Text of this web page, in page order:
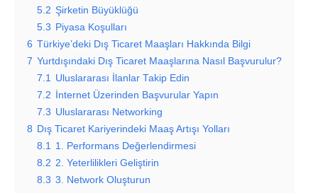
5.2 Şirketin Büyüklüğü
5.3 Piyasa Koşulları
6 Türkiye’deki Dış Ticaret Maaşları Hakkında Bilgi
7 Yurtdışındaki Dış Ticaret Maaşlarına Nasıl Başvurulur?
7.1 Uluslararası İlanlar Takip Edin
7.2
İnternet Üzerinden Başvurular Yapın
7.3 Uluslararası Networking
8 Dış Ticaret Kariyerindeki Maaş Artışı Yolları
8.1 1. Performans Değerlendirmesi
8.2 2. Yeterlilikleri Geliştirin
8.3 3. Network Oluşturun